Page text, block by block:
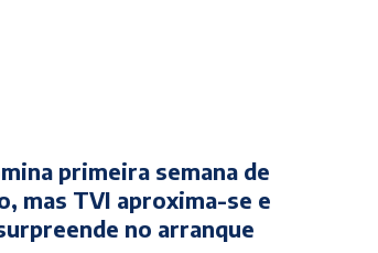
primeira semana de
mas TVI aproxima-se e
no arranque